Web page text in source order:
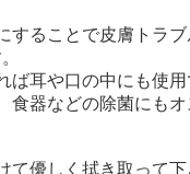
することで皮膚トラ
ば耳や口の中にも使用
食器などの除菌にもオ
て優しく拭き取って